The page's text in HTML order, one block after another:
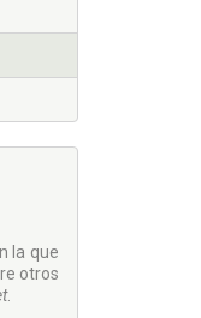
la que
otros
.